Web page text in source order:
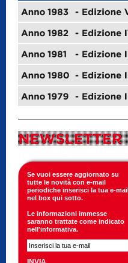
Se vuoi essere aggiornato su
tutte le novità con e-mail
periodiche inserisci la tua e-mail
nel box qui sotto.
Le informazioni immesse
saranno trattate come indicato
nell'informativa.